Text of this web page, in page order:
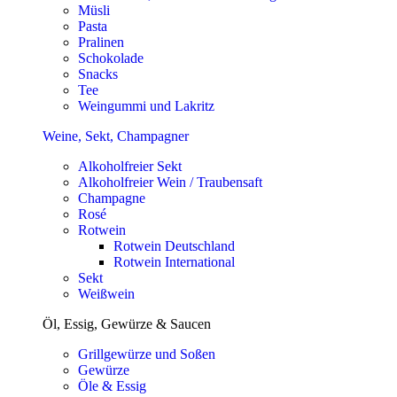
Müsli
Pasta
Pralinen
Schokolade
Snacks
Tee
Weingummi und Lakritz
Weine, Sekt, Champagner
Alkoholfreier Sekt
Alkoholfreier Wein / Traubensaft
Champagne
Rosé
Rotwein
Rotwein Deutschland
Rotwein International
Sekt
Weißwein
Öl, Essig, Gewürze & Saucen
Grillgewürze und Soßen
Gewürze
Öle & Essig